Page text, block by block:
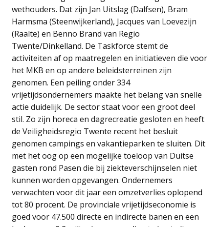
wethouders. Dat zijn Jan Uitslag (Dalfsen), Bram
Harmsma (Steenwijkerland), Jacques van Loevezijn
(Raalte) en Benno Brand van Regio
Twente/Dinkelland. De Taskforce stemt de
activiteiten af op maatregelen en initiatieven die voor
het MKB en op andere beleidsterreinen zijn
genomen. Een peiling onder 334
vrijetijdsondernemers maakte het belang van snelle
actie duidelijk. De sector staat voor een groot deel
stil. Zo zijn horeca en dagrecreatie gesloten en heeft
de Veiligheidsregio Twente recent het besluit
genomen campings en vakantieparken te sluiten. Dit
met het oog op een mogelijke toeloop van Duitse
gasten rond Pasen die bij ziekteverschijnselen niet
kunnen worden opgevangen. Ondernemers
verwachten voor dit jaar een omzetverlies oplopend
tot 80 procent. De provinciale vrijetijdseconomie is
goed voor 47.500 directe en indirecte banen en een